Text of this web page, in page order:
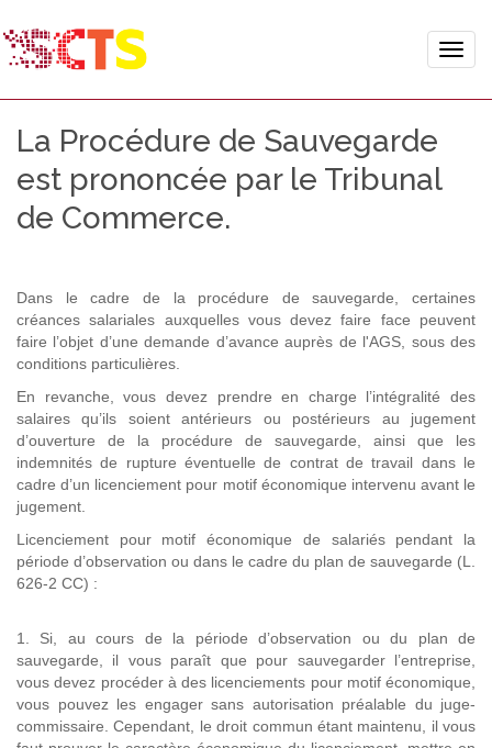
Toggle
La Procédure de Sauvegarde
est prononcée par le Tribunal
de Commerce.
Dans le cadre de la procédure de sauvegarde, certaines
créances salariales auxquelles vous devez faire face peuvent
faire l’objet d’une demande d’avance auprès de l'AGS, sous des
conditions particulières.
En revanche, vous devez prendre en charge l’intégralité des
salaires qu’ils soient antérieurs ou postérieurs au jugement
d’ouverture de la procédure de sauvegarde, ainsi que les
indemnités de rupture éventuelle de contrat de travail dans le
cadre d’un licenciement pour motif économique intervenu avant le
jugement.
Licenciement pour motif économique de salariés pendant la
période d’observation ou dans le cadre du plan de sauvegarde (L.
626-2 CC) :
1. Si, au cours de la période d’observation ou du plan de
sauvegarde, il vous paraît que pour sauvegarder l’entreprise,
vous devez procéder à des licenciements pour motif économique,
vous pouvez les engager sans autorisation préalable du juge-
commissaire. Cependant, le droit commun étant maintenu, il vous